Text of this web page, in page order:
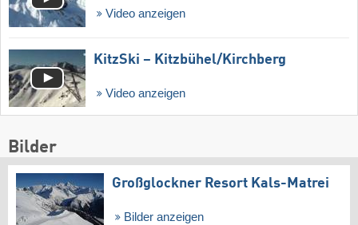
Video anzeigen
KitzSki – Kitzbühel/​Kirchberg
Video anzeigen
Bilder
Großglockner Resort Kals-Matrei
Bilder anzeigen